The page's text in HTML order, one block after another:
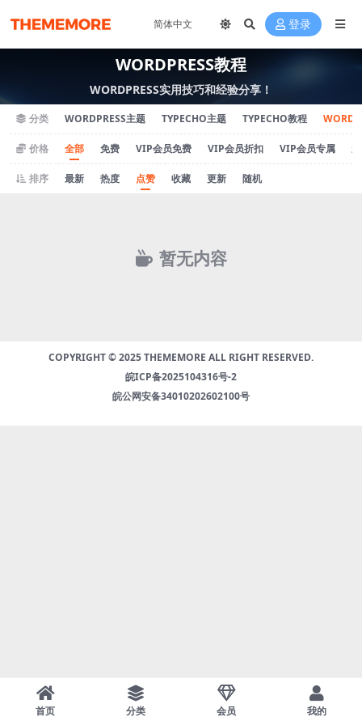
登录
WORDPRESS教程
WORDPRESS实用技巧和经验分享！
分类 WORDPRESS主题 TYPECHO主题 TYPECHO教程
价格 全部 免费 VIP会员免费 VIP会员折扣 VIP会员专属
排序 最新 热度 点赞 收藏 更新 随机
暂无内容
COPYRIGHT © 2025 THEMEMORE ALL RIGHT RESERVED.
皖ICP备2025104316号-2
皖公网安备34010202602100号
首页 分类 会员 我的